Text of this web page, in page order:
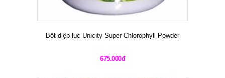
Bột diệp lục Unicity Super Chlorophyll Powder
675.000đ